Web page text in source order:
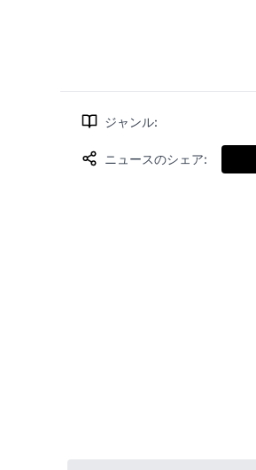
ジャンル:
ニュースのシェア: